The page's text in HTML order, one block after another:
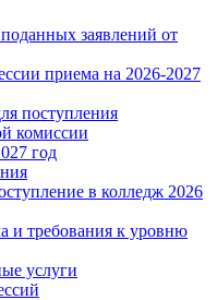
заявлений от
приема на 2026-2027
поступления
комиссии
год
в колледж 2026
и требования к уровню
услуги